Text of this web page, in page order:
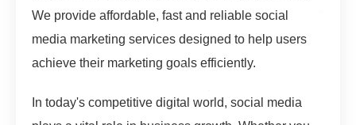
We provide affordable, fast and reliable social
media marketing services designed to help users
achieve their marketing goals efficiently.
In today's competitive digital world, social media